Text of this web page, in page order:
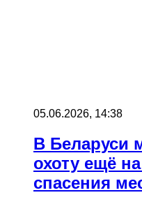
05.06.2026, 14:38
В Беларуси
охоту ещё
спасения